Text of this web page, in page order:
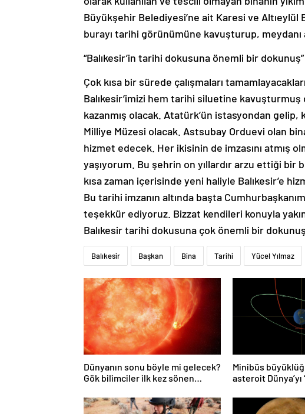
Büyükşehir Belediyesi’ne ait Karesi ve Altıeylül
burayı tarihi görünümüne kavuşturup, meydanı
“Balıkesir’in tarihi dokusuna önemli bir dokunuş”
Çok kısa bir sürede çalışmaları
Balıkesir’imizi hem tarihi siluetine
kazanmış olacak. Atatürk’ün istasyondan gelip,
Milliye Müzesi olacak. Astsubay Orduevi olan
hizmet edecek. Her ikisinin de imzasını atmış
yaşıyorum. Bu şehrin on yıllardır arzu ettiği
kısa zaman içerisinde yeni haliyle Balıkesir’e
Bu tarihi imzanın altında başta
teşekkür ediyoruz. Bizzat kendileri konuyla
Balıkesir tarihi dokusuna çok önemli bir dokunuş
Balıkesir Başkan Bina Tarihi Yücel Yılmaz
Dünyanın sonu böyle mi gelecek?
Gök bilimciler ilk kez sönen
oldu
Minibüs
asteroit Dünya’yı